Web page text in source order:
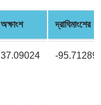
অক্ষাংশ দ্রাঘিমাংশের
37.09024 -